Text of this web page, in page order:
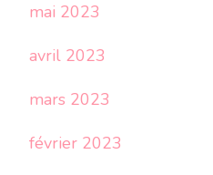
mai 2023
avril 2023
mars 2023
février 2023